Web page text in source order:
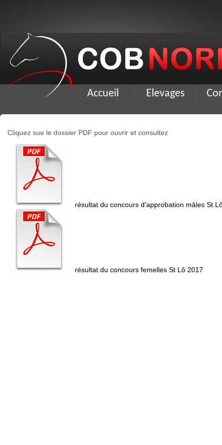
Accueil Elevages
Cliquez sue le dossier PDF pour ouvrir et consultez
résultat du concours d'approbation mâles St
résultat du concours femelles St Lô 2017